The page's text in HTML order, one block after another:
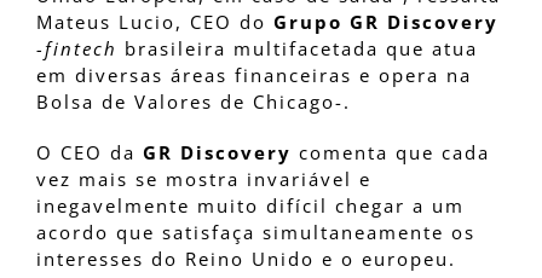
Mateus Lucio, CEO do Grupo GR Discovery
-fintech brasileira multifacetada que atua
em diversas áreas financeiras e opera na
Bolsa de Valores de Chicago-.
O CEO da GR Discovery comenta que cada
vez mais se mostra invariável e
inegavelmente muito difícil chegar a um
acordo que satisfaça simultaneamente os
interesses do Reino Unido e o europeu.